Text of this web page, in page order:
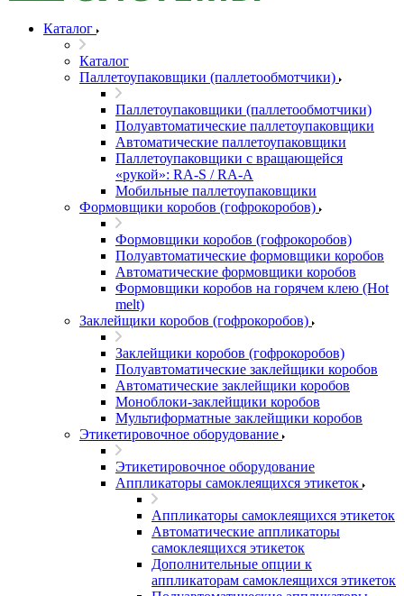
Каталог
Каталог
Паллетоупаковщики (паллетообмотчики)
Паллетоупаковщики (паллетообмотчики)
Полуавтоматические паллетоупаковщики
Автоматические паллетоупаковщики
Паллетоупаковщики с вращающейся
«рукой»: RA-S / RA-A
Мобильные паллетоупаковщики
Формовщики коробов (гофрокоробов)
Формовщики коробов (гофрокоробов)
Полуавтоматические формовщики коробов
Автоматические формовщики коробов
Формовщики коробов на горячем клею (Hot
melt)
Заклейщики коробов (гофрокоробов)
Заклейщики коробов (гофрокоробов)
Полуавтоматические заклейщики коробов
Автоматические заклейщики коробов
Моноблоки-заклейщики коробов
Мультиформатные заклейщики коробов
Этикетировочное оборудование
Этикетировочное оборудование
Аппликаторы самоклеящихся этикеток
Аппликаторы самоклеящихся этикеток
Автоматические аппликаторы
самоклеящихся этикеток
Дополнительные опции к
аппликаторам самоклеящихся этикеток